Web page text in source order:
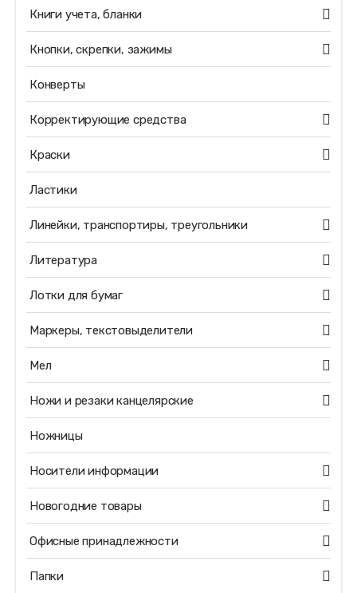
Книги учета, бланки
Кнопки, скрепки, зажимы
Конверты
Корректирующие средства
Краски
Ластики
Линейки, транспортиры, треугольники
Литература
Лотки для бумаг
Маркеры, текстовыделители
Мел
Ножи и резаки канцелярские
Ножницы
Носители информации
Новогодние товары
Офисные принадлежности
Папки